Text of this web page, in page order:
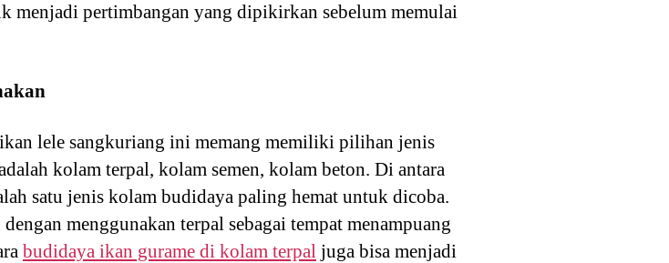
menjadi pertimbangan yang dipikirkan sebelum memulai
lele sangkuriang ini memang memiliki pilihan jenis
kolam terpal, kolam semen, kolam beton. Di antara
satu jenis kolam budidaya paling hemat untuk dicoba.
menggunakan terpal sebagai tempat menampuang
budidaya ikan gurame di kolam terpal juga bisa menjadi